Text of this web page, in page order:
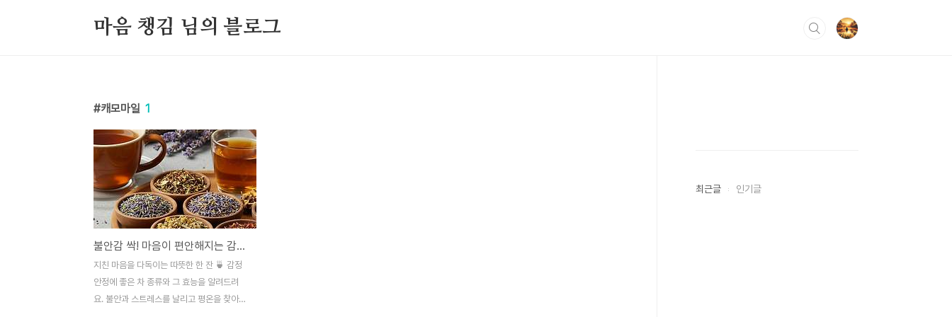
마음 챙김 님의 블로그
캐모마일 1
불안감 싹! 마음이 편안해지는 감정 안정 차 BEST 5 추천
지친 마음을 다독이는 따뜻한 한 잔 🍵 감정
안정에 좋은 차 종류와 그 효능을 알려드려
요. 불안과 스트레스를 날리고 평온을 찾아줄
최근글 인기글